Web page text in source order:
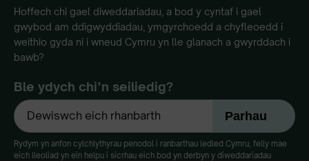
Hoffech chi gael diweddariadau, a bod y cyntaf i gael
gwybod am ddigwyddiadau, ymgyrchoedd a chyfleoedd i
weithio gyda ni i wneud Cymru yn lle glanach a gwyrddach i
bawb?
Ble ydych chi’n seiliedig?
Rydym yn anfon cylchlythyrau penodol i ranbarthau ledled Cymru, felly mae
eich lleoliad yn ein helpu i sicrhau eich bod yn derbyn y diweddariadau